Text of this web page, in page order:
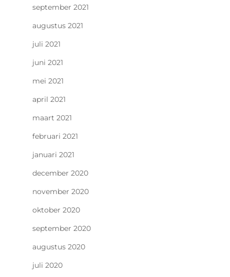
september 2021
augustus 2021
juli 2021
juni 2021
mei 2021
april 2021
maart 2021
februari 2021
januari 2021
december 2020
november 2020
oktober 2020
september 2020
augustus 2020
juli 2020